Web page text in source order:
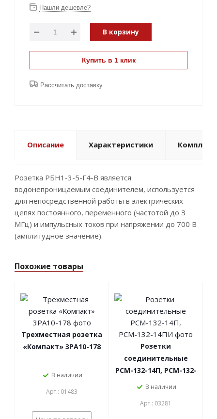
Нашли дешевле?
В корзину
Купить в 1 клик
Рассчитать доставку
Описание Характеристики
Розетка РБН1-3-5-Г4-В является
водонепроницаемым соединителем, используется
для непосредственной работы в электрических
цепях постоянного, переменного (частотой до З
МГц) и импульсных токов при напряжении до 700 В
(амплитудное значение).
Похожие товары
Трехместная розетка
«Компакт» 3РА10-178
В наличии
Арт.: 01483
Розетки
соединительные
РСМ-132-14П, РСМ-132-
В наличии
Арт.: 03281